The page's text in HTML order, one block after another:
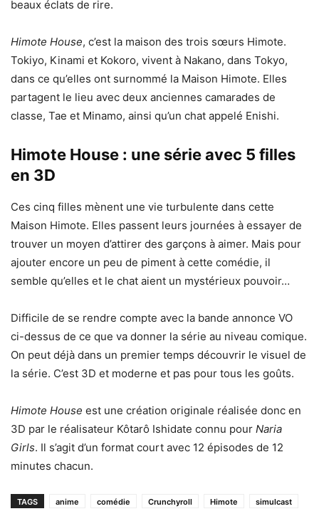
beaux éclats de rire.
Himote House, c’est la maison des trois sœurs Himote.
Tokiyo, Kinami et Kokoro, vivent à Nakano, dans Tokyo,
dans ce qu’elles ont surnommé la Maison Himote. Elles
partagent le lieu avec deux anciennes camarades de
classe, Tae et Minamo, ainsi qu’un chat appelé Enishi.
Himote House : une série avec 5 filles
en 3D
Ces cinq filles mènent une vie turbulente dans cette
Maison Himote. Elles passent leurs journées à essayer de
trouver un moyen d’attirer des garçons à aimer. Mais pour
ajouter encore un peu de piment à cette comédie, il
semble qu’elles et le chat aient un mystérieux pouvoir…
Difficile de se rendre compte avec la bande annonce VO
ci-dessus de ce que va donner la série au niveau comique.
On peut déjà dans un premier temps découvrir le visuel de
la série. C’est 3D et moderne et pas pour tous les goûts.
Himote House est une création originale réalisée donc en
3D par le réalisateur Kôtarô Ishidate connu pour Naria
Girls. Il s’agit d’un format court avec 12 épisodes de 12
minutes chacun.
TAGS anime comédie Crunchyroll Himote simulcast